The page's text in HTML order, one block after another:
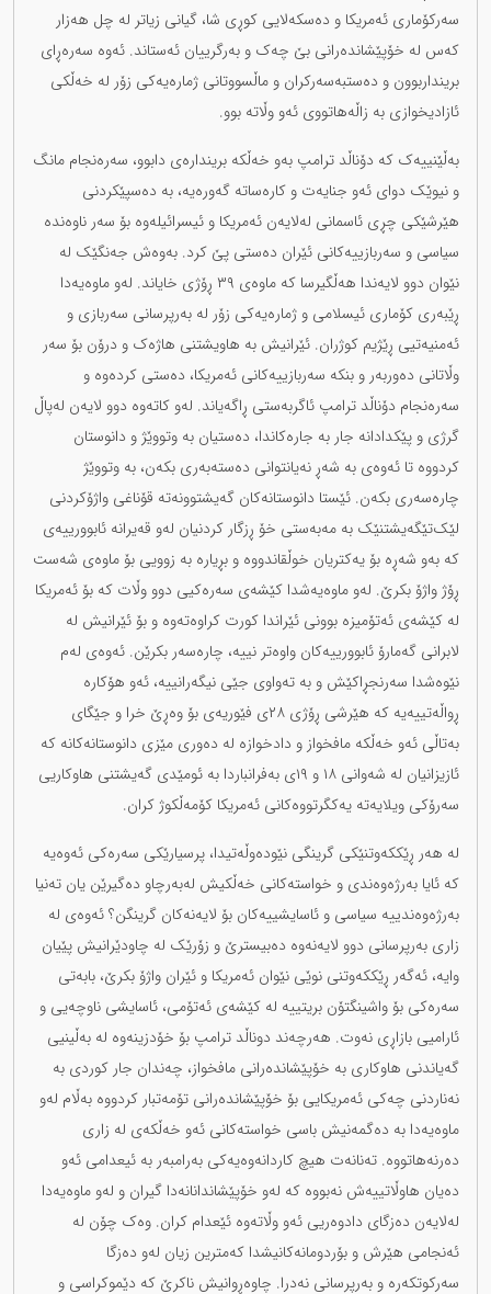
سەرکۆماری ئەمریکا و دەسکەلایی کوڕی شا، گیانی زیاتر لە چل هەزار
کەس لە ‏خۆپێشاندەرانی بێ چەک و بەرگرییان ئەستاند. ئەوە سەرەڕای
برینداربوون و دەستبەسەرکران و ‏ماڵسووتانی ژمارەیەکی زۆر لە خەڵکی
ئازادیخوازی بە زاڵەهاتووی ئەو وڵاتە بوو.
بەڵێنییەک کە دۆناڵد ترامپ بەو خەڵکە بریندارەی دابوو، سەرەنجام مانگ
و نیوێک دوای ئەو جنایەت و ‏کارەساتە گەورەیە، بە دەسپێکردنی
هێرشێکی چڕی ئاسمانی لەلایەن ئەمریکا و ئیسرائیلەوە بۆ سەر ‏ناوەندە
سیاسی و سەربازییەکانی ئێران دەستی پێ کرد. بەوەش جەنگێک لە
نێوان دوو لایەندا هەڵگیرسا ‏کە ماوەی ٣٩ ڕۆژی خایاند. لەو ماوەیەدا
ڕێبەری کۆماری ئیسلامی و ژمارەیەکی زۆر لە بەرپرسانی ‏سەربازی و
ئەمنیەتیی ڕێژیم کوژران. ئێرانیش بە هاویشتنی هاژەک و درۆن بۆ سەر
وڵاتانی دەوربەر و ‏بنکە سەربازییەکانی ئەمریکا، دەستی کردەوە و
سەرەنجام دۆناڵد ترامپ ئاگربەستی ڕاگەیاند. لەو کاتەوە ‏دوو لایەن لەپاڵ
گرژی و پێکدادانە جار بە جارەکاندا، دەستیان بە وتووێژ و دانوستان
کردووە تا ئەوەی بە ‏شەڕ نەیانتوانی دەستەبەری بکەن، بە وتووێژ
چارەسەری بکەن. ئێستا دانوستانەکان گەیشتوونەتە قۆناغی ‏واژۆکردنی
لێک‌تێگەیشتنێک بە مەبەستی خۆ ڕزگار کردنیان لەو قەیرانە ئابوورییەی
کە بەو شەڕە بۆ ‏یەکتریان خوڵقاندووە و بڕیارە بە زوویی بۆ ماوەی شەست
ڕۆژ واژۆ بکرێ. لەو ماوەیەشدا کێشەی ‏سەرەکیی دوو وڵات کە بۆ ئەمریکا
لە کێشەی ئەتۆمیزە بوونی ئێراندا کورت کراوەتەوە و بۆ ئێرانیش لە
‏لابرانی گەمارۆ ئابوورییەکان واوەتر نییە، چارەسەر بکرێن. ئەوەی لەم
نێوەشدا سەرنجڕاکێش و بە تەواوی ‏جێی نیگەرانییە، ئەو هۆکارە
ڕواڵەتییەیە کە هێرشی ڕۆژی ٢٨ی فێوریەی بۆ وەڕێ خرا و جێگای
بەتاڵی ئەو ‏خەڵکە مافخواز و دادخوازە لە دەوری مێزی دانوستانەکانە کە
ئازیزانیان لە شەوانی ١٨ و ١٩ی بەفرانباردا ‏بە ئومێدی گەیشتنی هاوکاریی
سەرۆکی ویلایەتە یەکگرتووەکانی ئەمریکا کۆمەڵکوژ کران. ‏
لە هەر ڕێککەوتنێکی گرینگی نێودەوڵەتیدا، پرسیارێکی سەرەکی ئەوەیە
کە ئایا بەرژەوەندی و ‏خواستەکانی خەڵکیش لەبەرچاو دەگیرێن یان تەنیا
بەرژەوەندییە سیاسی و ئاسایشییەکان بۆ لایەنەکان ‏گرینگن؟ ئەوەی لە
زاری بەرپرسانی دوو لایەنەوە دەبیسترێ و زۆرێک لە چاودێرانیش پێیان
وایە، ئەگەر ‏ڕێککەوتنی نوێی نێوان ئەمریکا و ئێران واژۆ بکرێ، بابەتی
سەرەکی بۆ واشینگتۆن بریتییە لە کێشەی ‏ئەتۆمی، ئاسایشی ناوچەیی و
ئارامیی بازاڕی نەوت. هەرچەند دوناڵد ترامپ بۆ خۆدزینەوە لە بەڵینیی
‏گەیاندنی هاوکاری بە خۆپێشاندەرانی مافخواز، چەندان جار کوردی بە
نەناردنی چەکی ئەمریکایی بۆ ‏خۆپێشاندەرانی تۆمەتبار کردووە بەڵام لەو
ماوەیەدا بە دەگمەنیش باسی خواستەکانی ئەو خەڵکەی لە ‏زاری
دەرنەهاتووە. تەنانەت هیچ کاردانەوەیەکی بەرامبەر بە ئیعدامی ئەو
دەیان هاوڵاتییەش نەبووە کە لەو خۆپێشاندانانەدا گیران و لەو ماوەیەدا
لەلایەن دەزگای دادوەریی ئەو وڵاتەوە ئێعدام کران. وەک چۆن لە
ئەنجامی هێرش و بۆردومانەکانیشدا کەمترین زیان لەو دەزگا
سەرکوتکەرە و بەرپرسانی نەدرا. چاوەڕوانیش ناکرێ کە دێموکراسی و